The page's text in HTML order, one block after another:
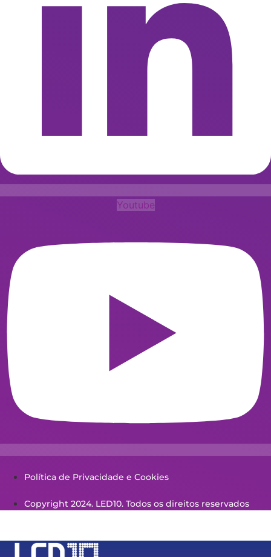
Youtube
Política de Privacidade e Cookies
Copyright 2024. LED10. Todos os direitos reservados